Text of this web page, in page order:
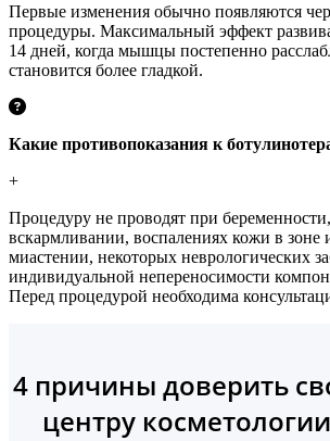
Первые изменения обычно появляются
процедуры. Максимальный эффект
14 дней, когда мышцы постепенно
становится более гладкой.
Какие противопоказания к
+
Процедуру не проводят при
вскармливании, воспалениях кожи в зоне
миастении, некоторых неврологических
индивидуальной непереносимости
Перед процедурой необходима
4 причины доверить
центру